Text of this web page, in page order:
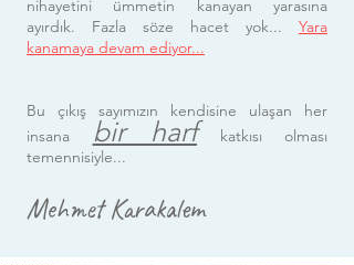
nihayetini ümmetin kanayan yarasına
ayırdık. Fazla söze hacet yok...
Yara
kanamaya devam ediyor...
Bu çıkış sayımızın kendisine ulaşan her
insana bir harfkatkısı olması
temennisiyle...
Mehmet Karakalem